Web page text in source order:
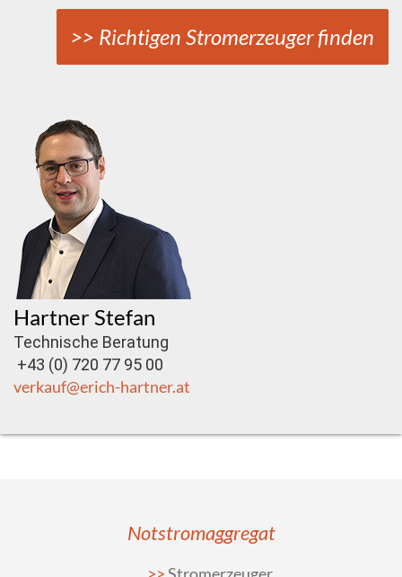
>> Richtigen Stromerzeuger finden
Hartner Stefan
Technische Beratung
+43 (0) 720 77 95 00
verkauf@erich-hartner.at
Notstromaggregat